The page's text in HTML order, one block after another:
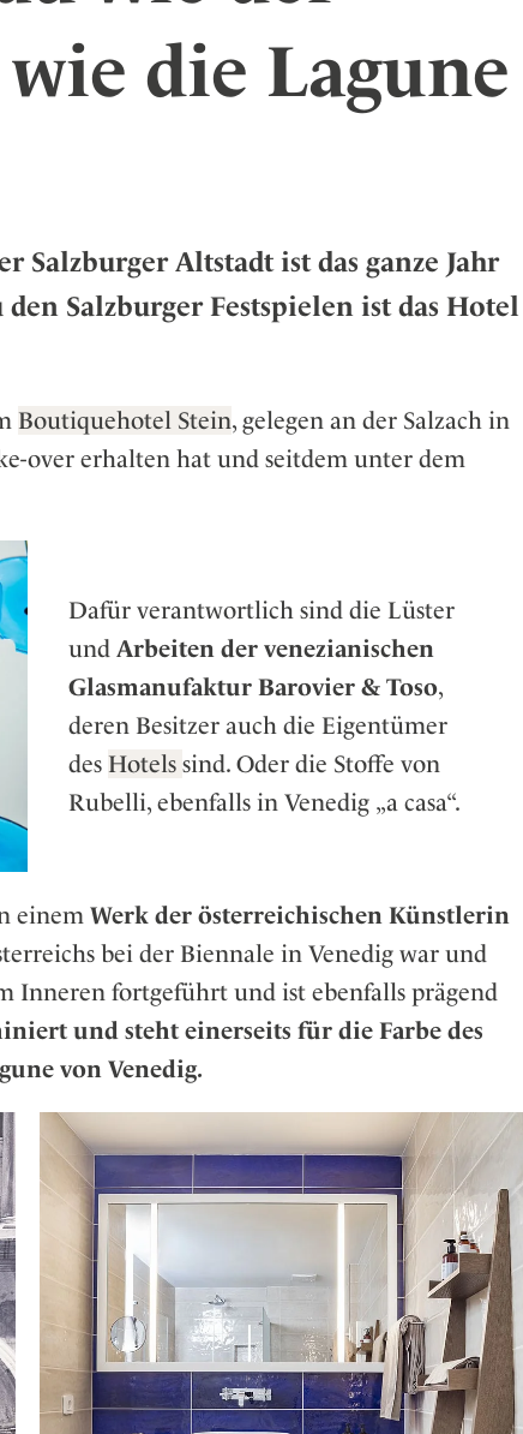
die Lagune
Salzburger Altstadt ist das ganze Jahr
Salzburger Festspielen ist das Hotel
Boutiquehotel Stein, gelegen an der Salzach in
over erhalten hat und seitdem unter dem
Dafür verantwortlich sind die Lüster
und Arbeiten der venezianischen
Glasmanufaktur Barovier & Toso,
deren Besitzer auch die Eigentümer
des Hotels sind. Oder die Stoffe von
Rubelli, ebenfalls in Venedig „a casa“.
einem Werk der österreichischen Künstlerin
bei der Biennale in Venedig war und
Inneren fortgeführt und ist ebenfalls prägend
und steht einerseits für die Farbe des
von Venedig.